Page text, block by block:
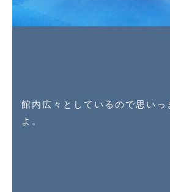
館内広々としているので思いっ
よ。